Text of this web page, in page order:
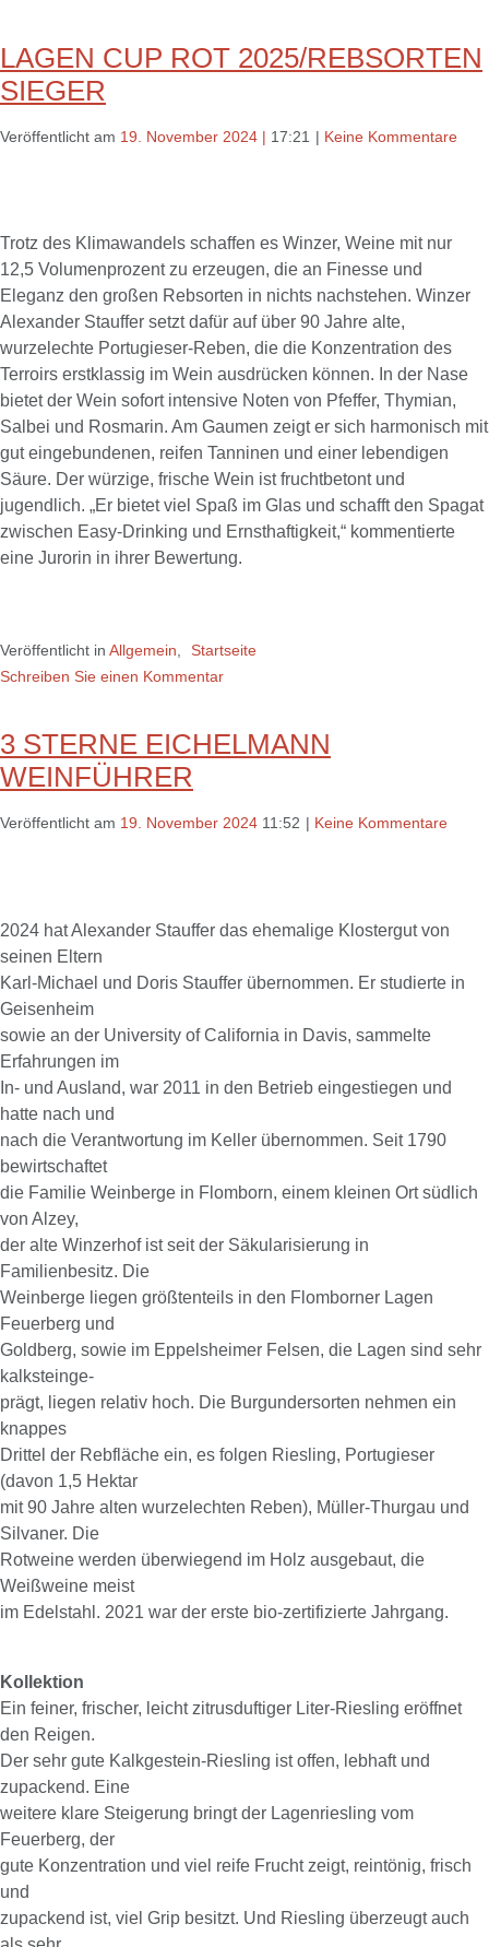
LAGEN CUP ROT 2025/REBSORTEN
SIEGER
Veröffentlicht am 19. November 2024 | 17:21 | Keine Kommentare
Trotz des Klimawandels schaffen es Winzer, Weine mit nur
12,5 Volumenprozent zu erzeugen, die an Finesse und
Eleganz den großen Rebsorten in nichts nachstehen. Winzer
Alexander Stauffer setzt dafür auf über 90 Jahre alte,
wurzelechte Portugieser-Reben, die die Konzentration des
Terroirs erstklassig im Wein ausdrücken können. In der Nase
bietet der Wein sofort intensive Noten von Pfeffer, Thymian,
Salbei und Rosmarin. Am Gaumen zeigt er sich harmonisch mit
gut eingebundenen, reifen Tanninen und einer lebendigen
Säure. Der würzige, frische Wein ist fruchtbetont und
jugendlich. „Er bietet viel Spaß im Glas und schafft den Spagat
zwischen Easy-Drinking und Ernsthaftigkeit,“ kommentierte
eine Jurorin in ihrer Bewertung.
Veröffentlicht in Allgemein
Startseite
Schreiben Sie einen Kommentar
3 STERNE EICHELMANN
WEINFÜHRER
Veröffentlicht am 19. November 2024 11:52 | Keine Kommentare
2024 hat Alexander Stauffer das ehemalige Klostergut von
seinen Eltern
Karl-Michael und Doris Stauffer übernommen. Er studierte in
Geisenheim
sowie an der University of California in Davis, sammelte
Erfahrungen im
In- und Ausland, war 2011 in den Betrieb eingestiegen und
hatte nach und
nach die Verantwortung im Keller übernommen. Seit 1790
bewirtschaftet
die Familie Weinberge in Flomborn, einem kleinen Ort südlich
von Alzey,
der alte Winzerhof ist seit der Säkularisierung in
Familienbesitz. Die
Weinberge liegen größtenteils in den Flomborner Lagen
Feuerberg und
Goldberg, sowie im Eppelsheimer Felsen, die Lagen sind sehr
kalksteinge-
prägt, liegen relativ hoch. Die Burgundersorten nehmen ein
knappes
Drittel der Rebfläche ein, es folgen Riesling, Portugieser
(davon 1,5 Hektar
mit 90 Jahre alten wurzelechten Reben), Müller-Thurgau und
Silvaner. Die
Rotweine werden überwiegend im Holz ausgebaut, die
Weißweine meist
im Edelstahl. 2021 war der erste bio-zertifizierte Jahrgang.
Kollektion
Ein feiner, frischer, leicht zitrusduftiger Liter-Riesling eröffnet
den Reigen.
Der sehr gute Kalkgestein-Riesling ist offen, lebhaft und
zupackend. Eine
weitere klare Steigerung bringt der Lagenriesling vom
Feuerberg, der
gute Konzentration und viel reife Frucht zeigt, reintönig, frisch
und
zupackend ist, viel Grip besitzt. Und Riesling überzeugt auch